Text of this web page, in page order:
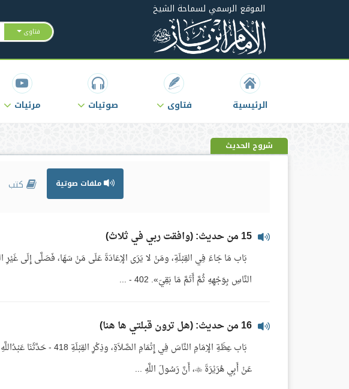
الموقع الرسمي لسماحة الشيخ
فتاوى
الرئيسية فتاوى صوتيات مرئيات
شروح الحديث
ملفات صوتية كتب
15 من حديث: (وافقت ربي في ثلاث)
بَاب مَا جَاءَ فِي القِبْلَةِ، ومَنْ لا يَرَى الإِعَادَةَ عَلَى مَنْ سَهَا، فَصَلَّى إِلَى
النَّاسِ بِوَجْهِهِ ثُمَّ أَتَمَّ مَا بَقِيَ». 402 - ...
16 من حديث: (هل ترون قبلتي ها هنا)
بَاب عِظَةِ الإِمَامِ النَّاسَ فِي
عَنْ أَبِي هُرَيْرَةَ ، أَنَّ رَسُولَ اللَّهِ ...